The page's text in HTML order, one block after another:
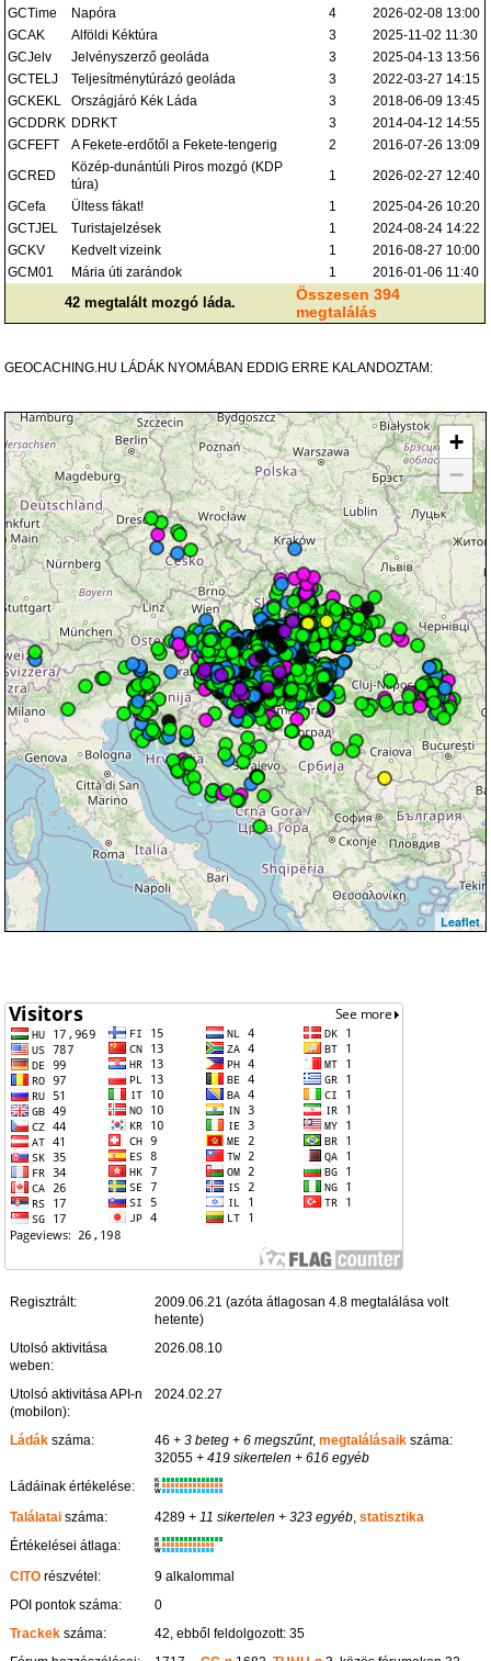
GCTime Napóra 4
2026-02-08 13:00
GCAK
Alföldi Kéktúra 3
2025-11-02 11:30
GCJelv
Jelvényszerző geoláda 3
2025-04-13 13:56
GCTELJ
Teljesítménytúrázó geoláda 3
2022-03-27 14:15
GCKEKL
Országjáró Kék Láda 3
2018-06-09 13:45
GCDDRK DDRKT 3
2014-04-12 14:55
GCFEFT
A Fekete-erdőtől a Fekete-tengerig 2
2016-07-26 13:09
GCRED
Közép-dunántúli Piros mozgó (KDP
túra)
1
2026-02-27 12:40
GCefa
Ültess fákat! 1
2025-04-26 10:20
GCTJEL
Turistajelzések 1
2024-08-24 14:22
GCKV
Kedvelt vizeink 1
2016-08-27 10:00
GCM01
Mária úti zarándok 1 2016-01-06 11:40
42 megtalált mozgó láda.
Összesen 394
megtalálás
GEOCACHING.HU LÁDÁK NYOMÁBAN EDDIG ERRE KALANDOZTAM:
+
−
Leaflet
Regisztrált:
2009.06.21 (azóta átlagosan 4.8 megtalálása volt
hetente)
Utolsó aktivitása
weben:
2026.08.10
Utolsó aktivitása API-n
(mobilon):
2024.02.27
Ládák száma: 46 + 3 beteg + 6 megszűnt,megtalálásaik száma:
32055 + 419 sikertelen + 616 egyéb
Ládáinak értékelése:
K
R
W
Találatai száma: 4289 + 11 sikertelen + 323 egyéb ,statisztika
Értékelései átlaga:
K
R
W
CITO részvétel:
9 alkalommal
POI pontok száma:
0
Trackek száma:
42, ebből feldolgozott: 35